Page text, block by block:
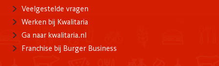
Info
Veelgestelde vragen
Werken bij Kwalitaria
Ga naar kwalitaria.nl
Franchise bij Burger Business